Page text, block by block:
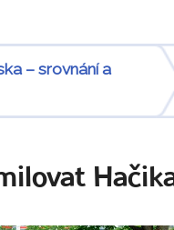
– srovnání a